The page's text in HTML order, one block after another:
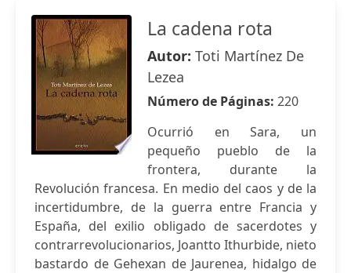
La cadena rota
Autor: Toti Martínez De
Lezea
Número de Páginas: 220
Ocurrió en Sara, un
pequeño pueblo de la
frontera, durante la
Revolución francesa. En medio del caos y de la
incertidumbre, de la guerra entre Francia y
España, del exilio obligado de sacerdotes y
contrarrevolucionarios, Joantto Ithurbide, nieto
bastardo de Gehexan de Jaurenea, hidalgo de